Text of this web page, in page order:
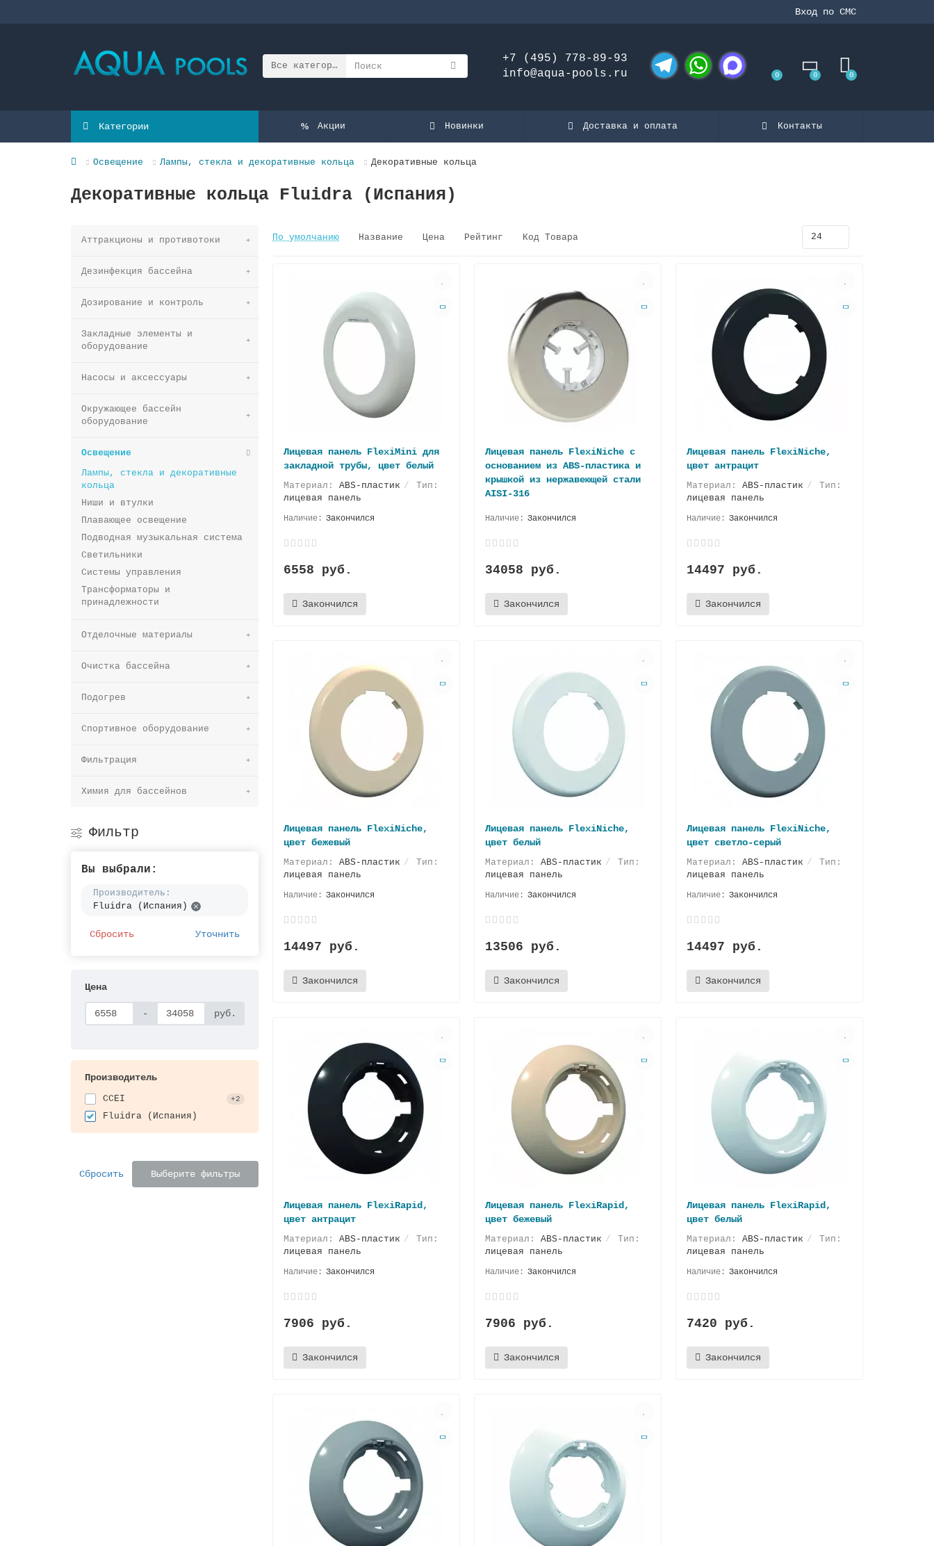
Вход по СМС
Все категории
+7 (495) 778-89-93
info@aqua-pools.ru
0 0 0
Категории Акции Новинки Доставка и оплата Контакты
Освещение Лампы, стекла и декоративные кольца Декоративные кольца
Декоративные кольца Fluidra (Испания)
Аттракционы и противотоки
Дезинфекция бассейна
Дозирование и контроль
Закладные элементы и
оборудование
Насосы и аксессуары
Окружающее бассейн
оборудование
Освещение
Лампы, стекла и декоративные
кольца
Ниши и втулки
Плавающее освещение
Подводная музыкальная система
Светильники
Системы управления
Трансформаторы и
принадлежности
Отделочные материалы
Очистка бассейна
Подогрев
Спортивное оборудование
Фильтрация
Химия для бассейнов
Фильтр
Вы выбрали:
Производитель:
Fluidra (Испания)
Сбросить Уточнить
Цена
- руб.
Производитель
CCEI +2
Fluidra (Испания)
Сбросить Выберите фильтры
По умолчанию Название Цена Рейтинг Код Товара
Лицевая панель FlexiMini для
закладной трубы, цвет белый
Материал: ABS-пластик
Тип:
лицевая панель
Закончился
6558 руб.
Закончился
Лицевая панель FlexiNiche с
основанием из ABS-пластика и
крышкой из нержавеющей стали
AISI-316
Закончился
34058 руб.
Закончился
Лицевая панель FlexiNiche,
цвет антрацит
Материал: ABS-пластик
Тип:
лицевая панель
Закончился
14497 руб.
Закончился
Лицевая панель FlexiNiche,
цвет бежевый
Материал: ABS-пластик
Тип:
лицевая панель
Закончился
14497 руб.
Закончился
Лицевая панель FlexiNiche,
цвет белый
Материал: ABS-пластик
Тип:
лицевая панель
Закончился
13506 руб.
Закончился
Лицевая панель FlexiNiche,
цвет светло-серый
Материал: ABS-пластик
Тип:
лицевая панель
Закончился
14497 руб.
Закончился
Лицевая панель FlexiRapid,
цвет антрацит
Материал: ABS-пластик
Тип:
лицевая панель
Закончился
7906 руб.
Закончился
Лицевая панель FlexiRapid,
цвет бежевый
Материал: ABS-пластик
Тип:
лицевая панель
Закончился
7906 руб.
Закончился
Лицевая панель FlexiRapid,
цвет белый
Материал: ABS-пластик
Тип:
лицевая панель
Закончился
7420 руб.
Закончился